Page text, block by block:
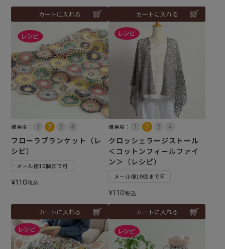
カートに入れる カートに入れる
難易度：
フローラブランケット（レ
シピ）
メール便10個まで可
¥110税込
カートに入れる
難易度：
クロッシェラージストール
＜コットンフィールファイ
ン＞（レシピ）
メール便10個まで可
¥110税込
カートに入れる